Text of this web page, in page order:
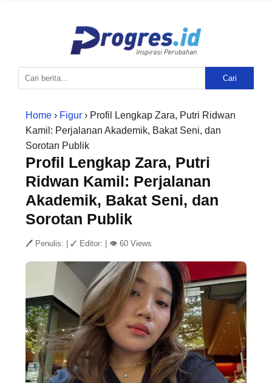
Cari
Home › Figur › Profil Lengkap Zara, Putri Ridwan
Kamil: Perjalanan Akademik, Bakat Seni, dan
Sorotan Publik
Profil Lengkap Zara, Putri
Ridwan Kamil: Perjalanan
Akademik, Bakat Seni, dan
Sorotan Publik
🖊 Penulis: ✓ Editor: 👁 60 Views